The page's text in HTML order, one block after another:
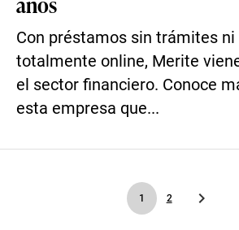
Con préstamos sin trámites ni
totalmente online, Merite
el sector financiero. Conoce
esta empresa que...
1 2